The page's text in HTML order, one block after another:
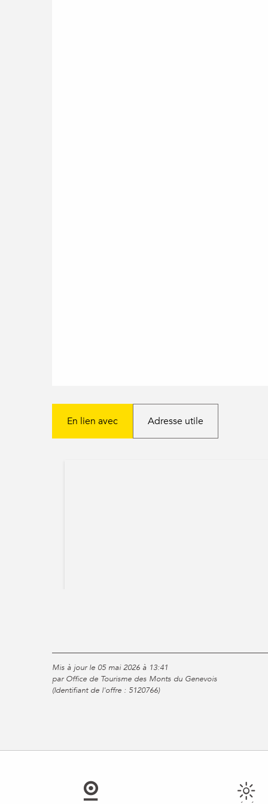
En lien avec Adresse utile
Mis à jour le 05 mai 2026 à 13:41
par Office de Tourisme des Monts du Genevois
(Identifiant de l'offre : 5120766)